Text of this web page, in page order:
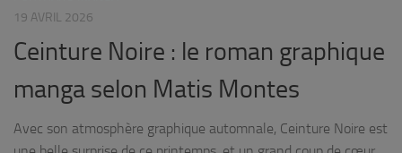
19 AVRIL 2026
Ceinture Noire : le roman graphique
manga selon Matis Montes
Avec son atmosphère graphique automnale, Ceinture Noire est